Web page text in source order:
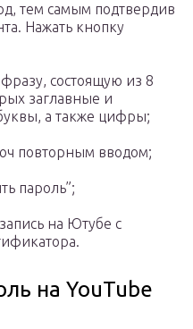
тем самым подтвердив
Нажать кнопку
состоящую из 8
заглавные и
а также цифры;
повторным вводом;
пароль”;
на Ютубе с
на YouTube